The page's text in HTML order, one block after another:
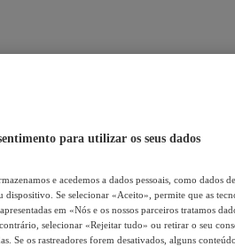
para utilizar os seus dados
e acedemos a dados pessoais, como dados
dispositivo. Se selecionar «Aceito», permite que as
em «Nós e os nossos parceiros tratamos
selecionar «Rejeitar tudo» ou retirar o seu
Se os rastreadores forem desativados, alguns